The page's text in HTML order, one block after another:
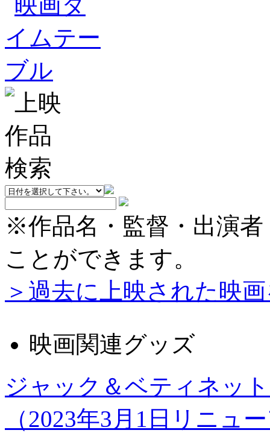
※作品名・監督・出演
ことができます。
＞過去に上映された映
映画関連グッズ
ジャック＆ベティネッ
（2023年3月1日リニュ